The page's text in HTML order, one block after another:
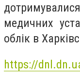
медичних
облік в
https://